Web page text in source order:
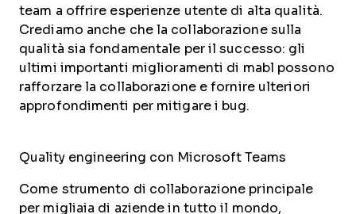
team a offrire esperienze utente di alta qualità.
Crediamo anche che la collaborazione sulla
qualità sia fondamentale per il successo: gli
ultimi importanti miglioramenti di mabl possono
rafforzare la collaborazione e fornire ulteriori
approfondimenti per mitigare i bug.
Quality engineering con Microsoft Teams
Come strumento di collaborazione principale
per migliaia di aziende in tutto il mondo,